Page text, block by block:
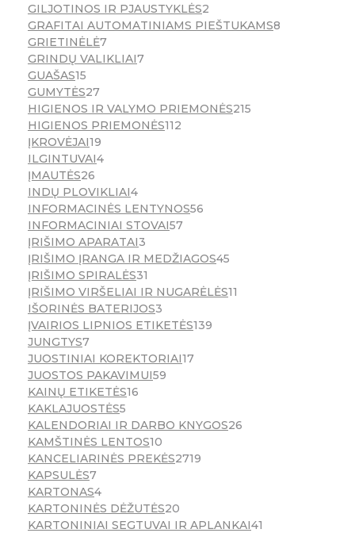
GILJOTINOS IR PJAUSTYKLĖS2
GRAFITAI AUTOMATINIAMS PIEŠTUKAMS8
GRIETINĖLĖ7
GRINDŲ VALIKLIAI7
GUAŠAS15
GUMYTĖS27
HIGIENOS IR VALYMO PRIEMONĖS215
HIGIENOS PRIEMONĖS112
ĮKROVĖJAI19
ILGINTUVAI4
ĮMAUTĖS26
INDŲ PLOVIKLIAI4
INFORMACINĖS LENTYNOS56
INFORMACINIAI STOVAI57
ĮRIŠIMO APARATAI3
ĮRIŠIMO ĮRANGA IR MEDŽIAGOS45
ĮRIŠIMO SPIRALĖS31
ĮRIŠIMO VIRŠELIAI IR NUGARĖLĖS11
IŠORINĖS BATERIJOS3
ĮVAIRIOS LIPNIOS ETIKETĖS139
JUNGTYS7
JUOSTINIAI KOREKTORIAI17
JUOSTOS PAKAVIMUI59
KAINŲ ETIKETĖS16
KAKLAJUOSTĖS5
KALENDORIAI IR DARBO KNYGOS26
KAMŠTINĖS LENTOS10
KANCELIARINĖS PREKĖS2719
KAPSULĖS7
KARTONAS4
KARTONINĖS DĖŽUTĖS20
KARTONINIAI SEGTUVAI IR APLANKAI41